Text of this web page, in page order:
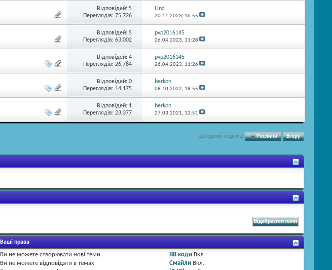
Відповідей:5
Переглядів: 75,726
Lina
20.11.2023, 16:55
Відповідей:5
Переглядів: 63,002
pvp2016145
26.04.2023, 11:28
Відповідей:4
Переглядів: 26,784
pvp2016145
26.04.2023, 11:26
Відповідей:0
Переглядів: 14,175
berkon
08.10.2022, 18:55
Відповідей: 1
Переглядів: 23,377
berkon
27.03.2021, 12:51
Швидкий перехід Рослини Вгору
Ваші права
Ви не можете створювати нові теми
Ви не можете відповідати в темах
BB коди Вкл.
Смайли Вкл.